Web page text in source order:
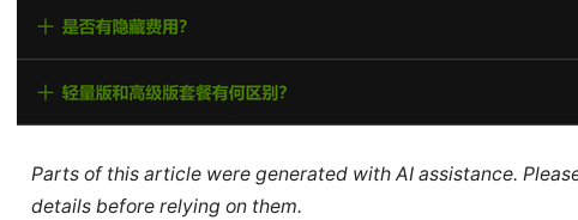
Parts of this article were generated with AI assistance.
details before relying on them.